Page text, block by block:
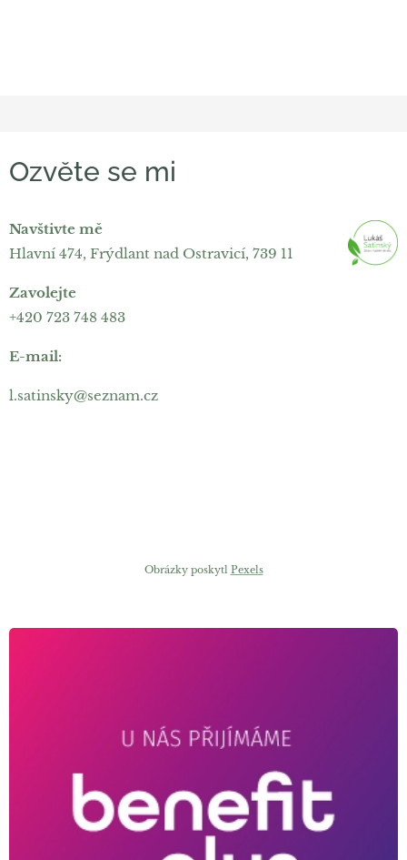
Ozvěte se mi
Navštivte mě
Hlavní 474, Frýdlant nad Ostravicí, 739 11
Zavolejte
+420 723 748 483
E-mail:
l.satinsky@seznam.cz
Obrázky poskytl Pexels